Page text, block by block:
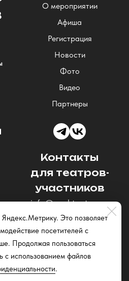
Это позволяет
посетителей с
Продолжая пользоваться
с использованием файлов
.
О мероприятии
Афиша
Регистрация
Новости
Фото
Видео
Партнеры
Контакты
для театров-
участников
info@nochteatrov.ru